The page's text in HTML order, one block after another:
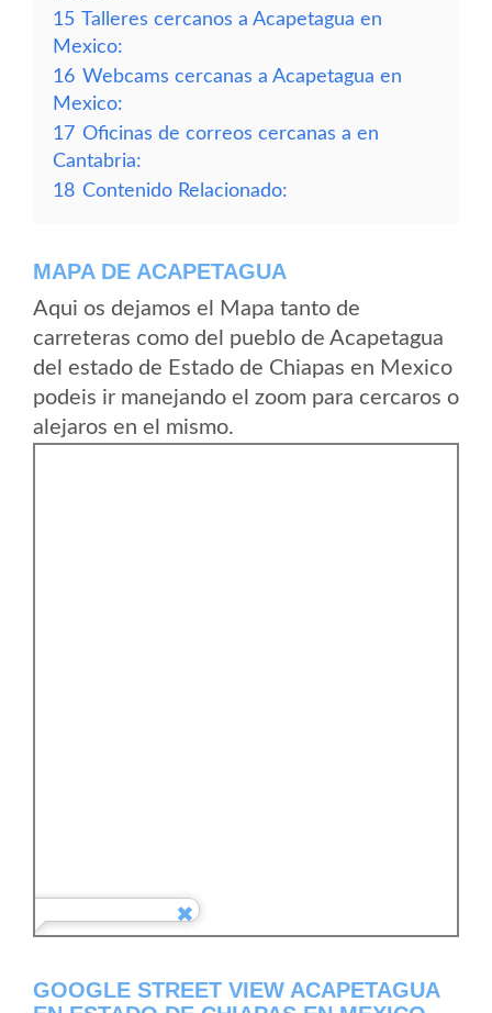
15 Talleres cercanos a Acapetagua en
Mexico:
16 Webcams cercanas a Acapetagua en
Mexico:
17 Oficinas de correos cercanas a en
Cantabria:
18 Contenido Relacionado:
MAPA DE ACAPETAGUA
Aqui os dejamos el Mapa tanto de
carreteras como del pueblo de Acapetagua
del estado de Estado de Chiapas en Mexico
podeis ir manejando el zoom para cercaros o
alejaros en el mismo.
GOOGLE STREET VIEW ACAPETAGUA